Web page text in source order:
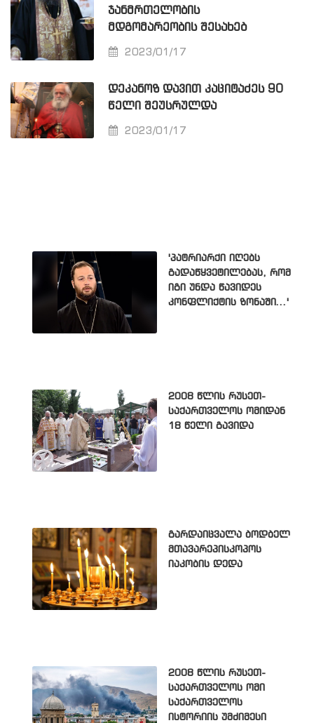
ᲯᲐᲜᲛᲠᲗᲔᲚᲝᲑᲘᲡ
ᲛᲓᲒᲝᲛᲐᲠᲔᲝᲑᲘᲡ ᲨᲔᲡᲐᲮᲔᲑ
2023/01/17
ᲓᲔᲙᲐᲜᲝᲖ ᲓᲐᲕᲘᲗ ᲙᲐᲪᲘᲢᲐᲫᲔᲡ 90
ᲬᲔᲚᲘ ᲨᲔᲣᲡᲠᲣᲚᲓᲐ
2023/01/17
'პატრიარქი იღებს
გადაწყვეტილებას, რომ
იგი უნდა წავიდეს
კონფლიქტის ზონაში...'
2008 წლის რუსეთ-
საქართველოს ომიდან
18 წელი გავიდა
გარდაიცვალა ბოდბელ
მთავარეპისკოპოს
იაკობის დედა
2008 წლის რუსეთ-
საქართველოს ომი
საქართველოს
ისტორიის უმძიმესი